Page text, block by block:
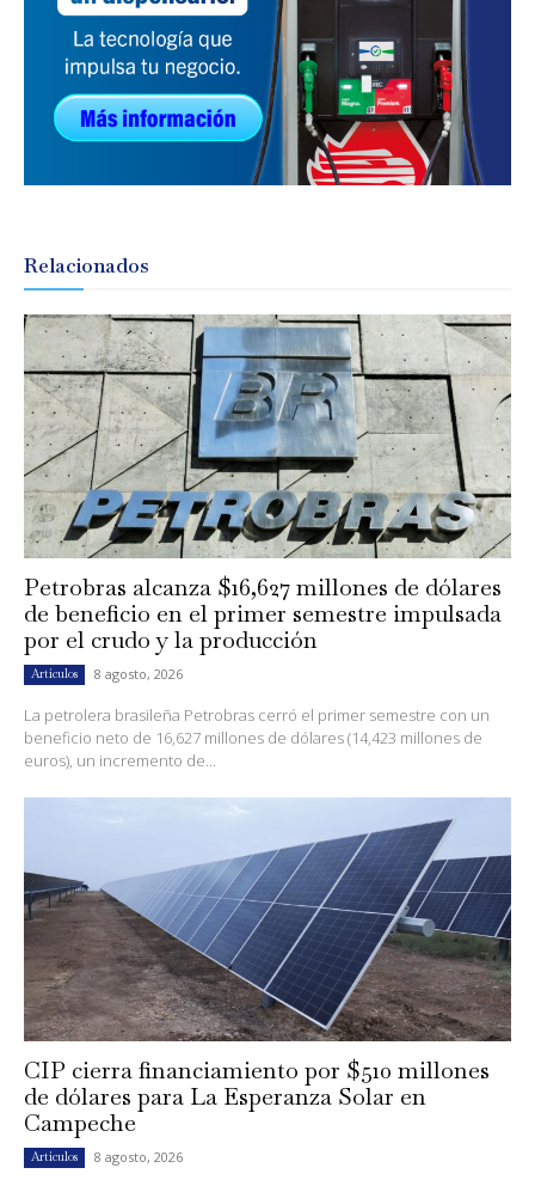
Relacionados
Petrobras alcanza $16,627 millones de dólares
de beneficio en el primer semestre impulsada
por el crudo y la producción
Artículos 8 agosto, 2026
La petrolera brasileña Petrobras cerró el primer semestre con un
beneficio neto de 16,627 millones de dólares (14,423 millones de
euros), un incremento de...
CIP cierra financiamiento por $510 millones
de dólares para La Esperanza Solar en
Campeche
Artículos 8 agosto, 2026